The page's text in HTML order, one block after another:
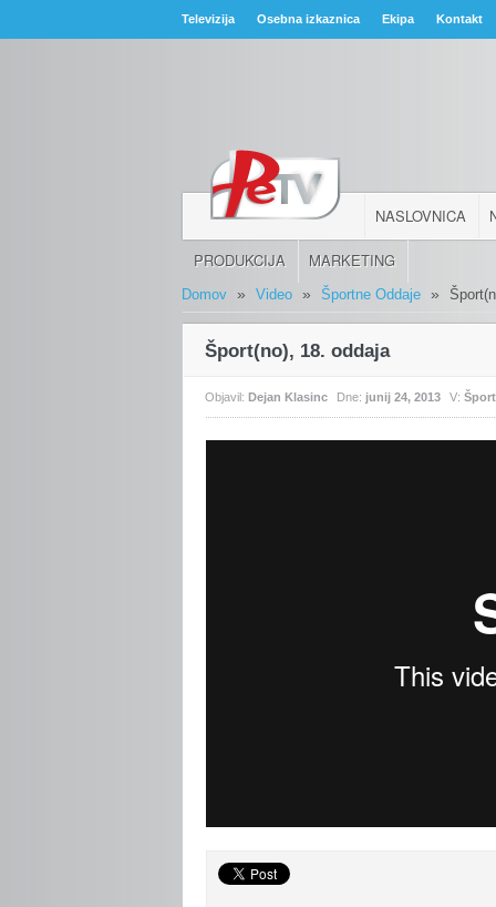
Televizija Osebna izkaznica Ekipa Kontakt
NASLOVNICA
PRODUKCIJA MARKETING
Domov » Video » Športne Oddaje »
Šport(no), 18. oddaja
Objavil:Dejan Klasinc Dne: junij 24, 2013 V: